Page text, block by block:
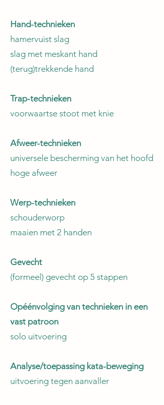
Hand-technieken
hamervuist slag
slag met meskant hand
(terug)trekkende hand
Trap-technieken
voorwaartse stoot met knie
Afweer-technieken
universele bescherming van het hoofd
hoge afweer
Werp-technieken
schouderworp
maaien met 2 handen
Gevecht
(formeel) gevecht op 5 stappen
Opéénvolging van technieken in een
vast patroon
solo uitvoering
Analyse/toepassing kata-beweging
uitvoering tegen aanvaller